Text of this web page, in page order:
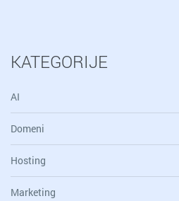
KATEGORIJE
AI
Domeni
Hosting
Marketing